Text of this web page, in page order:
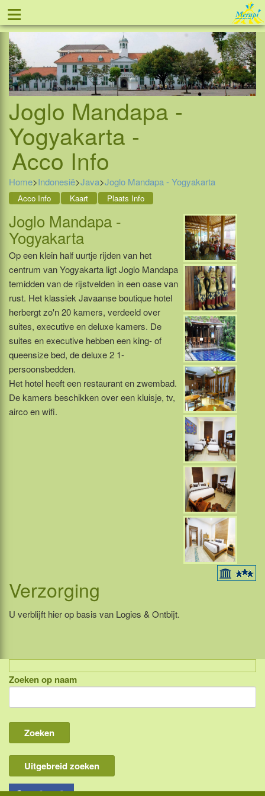
≡ Tel: 088 - 81 11 999
Joglo Mandapa -
Yogyakarta -
Acco Info
Home>Indonesië>Java>Joglo Mandapa - Yogyakarta
Acco Info Kaart Plaats Info
Joglo Mandapa -
Yogyakarta
Op een klein half uurtje rijden van het
centrum van Yogyakarta ligt Joglo Mandapa
temidden van de rijstvelden in een oase van
rust. Het klassiek Javaanse boutique hotel
herbergt zo'n 20 kamers, verdeeld over
suites, executive en deluxe kamers. De
suites en executive hebben een king- of
queensize bed, de deluxe 2 1-
persoonsbedden.
Het hotel heeft een restaurant en zwembad.
De kamers beschikken over een kluisje, tv,
airco en wifi.
Verzorging
U verblijft hier op basis van Logies & Ontbijt.
Indonesië, eilandcombinaties
Bali
Lombok
Flores & Komodo
Overige Sunda eilanden
Zoeken op naam
Uitgebreid zoeken